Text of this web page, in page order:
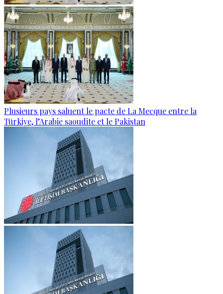
Plusieurs pays saluent le pacte de La Mecque entre la
Türkiye, l’Arabie saoudite et le Pakistan